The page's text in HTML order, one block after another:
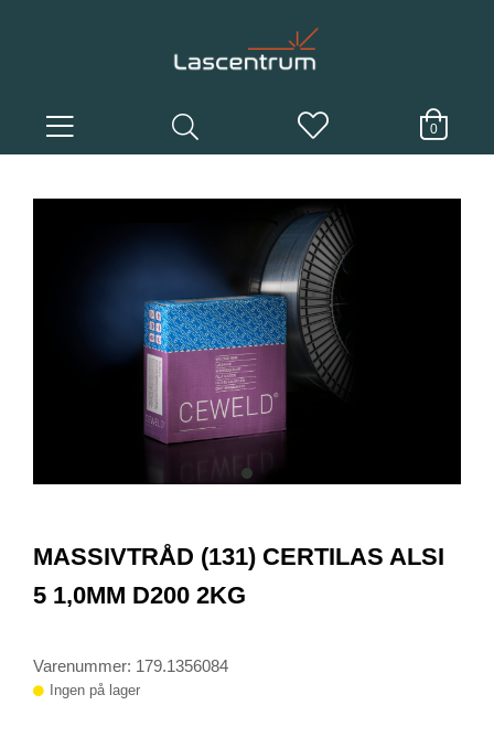
0
item
of
1
MASSIVTRÅD (131) CERTILAS ALSI
5 1,0MM D200 2KG
Varenummer: 179.1356084
Ingen på lager